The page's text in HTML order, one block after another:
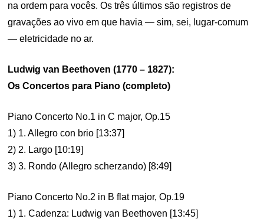
na ordem para vocês. Os três últimos são registros de
gravações ao vivo em que havia — sim, sei, lugar-comum
— eletricidade no ar.
Ludwig van Beethoven (1770 – 1827):
Os Concertos para Piano (completo)
Piano Concerto No.1 in C major, Op.15
1) 1. Allegro con brio [13:37]
2) 2. Largo [10:19]
3) 3. Rondo (Allegro scherzando) [8:49]
Piano Concerto No.2 in B flat major, Op.19
1) 1. Cadenza: Ludwig van Beethoven [13:45]